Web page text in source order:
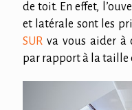
de toit. En effet,
et latérale sont les
SUR va vous aider à
par rapport à la taille